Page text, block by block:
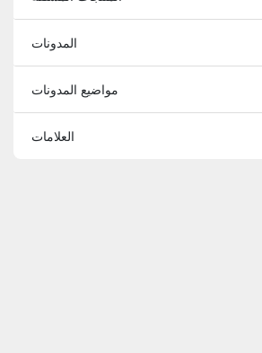
المدونات
مواضيع المدونات
العلامات